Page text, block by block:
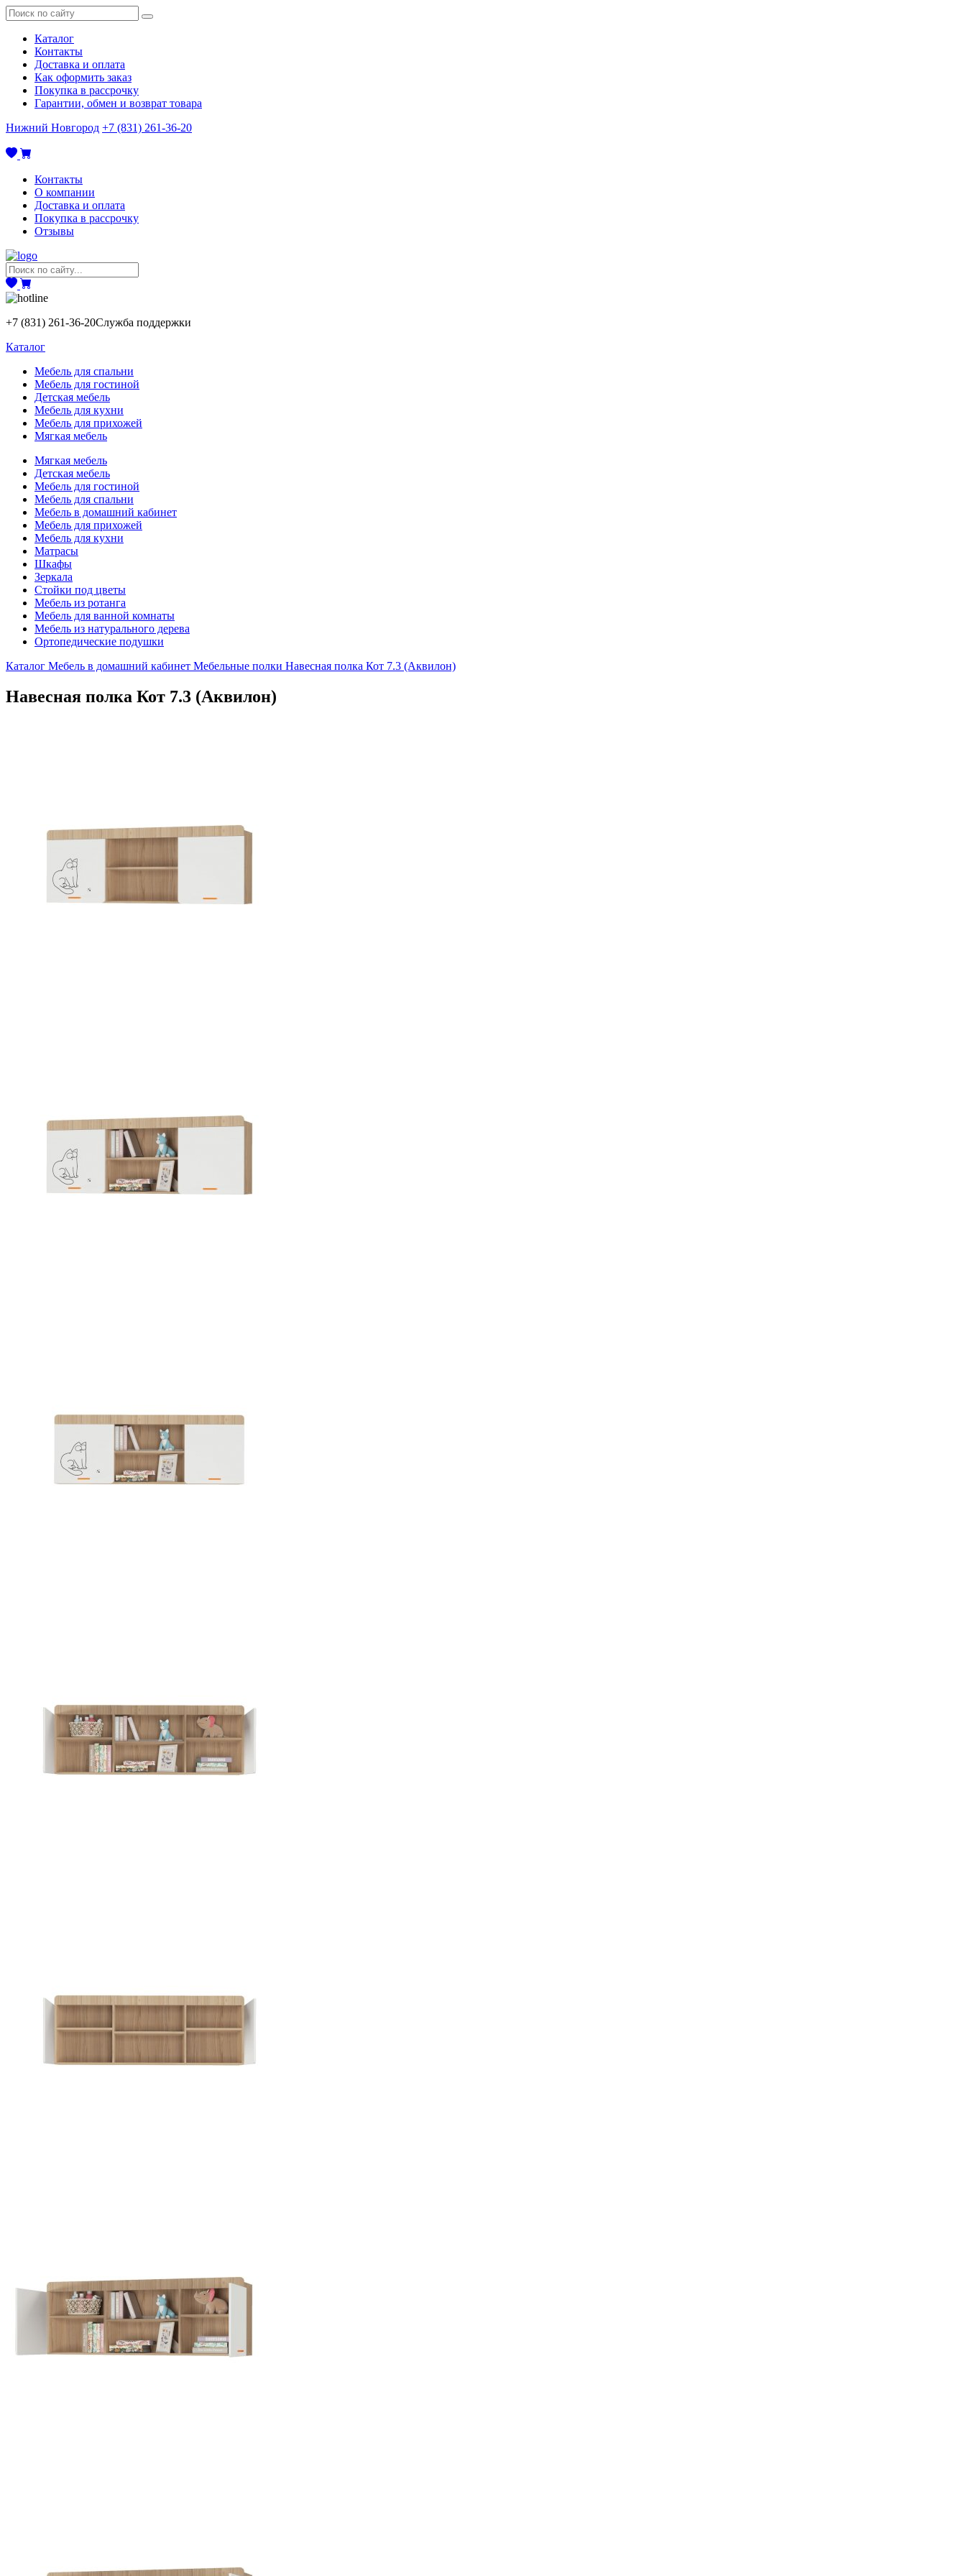
Каталог
Контакты
Доставка и оплата
Как оформить заказ
Покупка в рассрочку
Гарантии, обмен и возврат товара
Нижний Новгород +7 (831) 261-36-20
Контакты
О компании
Доставка и оплата
Покупка в рассрочку
Отзывы
+7 (831) 261-36-20Служба поддержки
Каталог
Мебель для спальни
Мебель для гостиной
Детская мебель
Мебель для кухни
Мебель для прихожей
Мягкая мебель
Мягкая мебель
Детская мебель
Мебель для гостиной
Мебель для спальни
Мебель в домашний кабинет
Мебель для прихожей
Мебель для кухни
Матрасы
Шкафы
Зеркала
Стойки под цветы
Мебель из ротанга
Мебель для ванной комнаты
Мебель из натурального дерева
Ортопедические подушки
Каталог Мебель в домашний кабинет Мебельные полки Навесная полка Кот 7.3 (Аквилон)
Навесная полка Кот 7.3 (Аквилон)